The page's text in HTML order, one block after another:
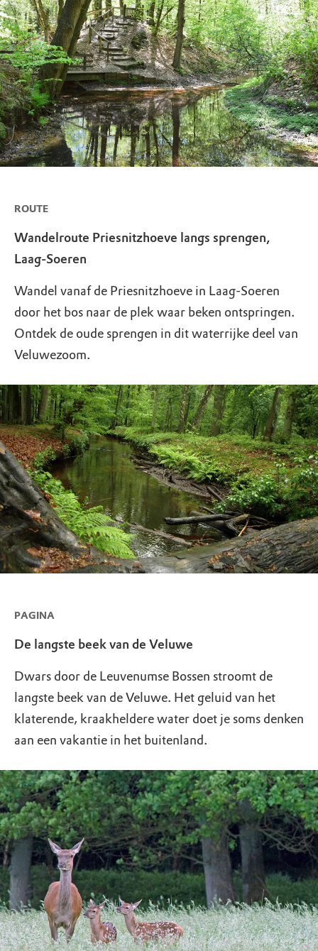
ROUTE
Wandelroute Priesnitzhoeve langs sprengen,
Laag-Soeren
Wandel vanaf de Priesnitzhoeve in Laag-Soeren
door het bos naar de plek waar beken ontspringen.
Ontdek de oude sprengen in dit waterrijke deel van
Veluwezoom.
PAGINA
De langste beek van de Veluwe
Dwars door de Leuvenumse Bossen stroomt de
langste beek van de Veluwe. Het geluid van het
klaterende, kraakheldere water doet je soms denken
aan een vakantie in het buitenland.